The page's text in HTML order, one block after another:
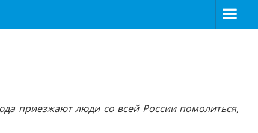
приезжают люди со всей России помолиться,